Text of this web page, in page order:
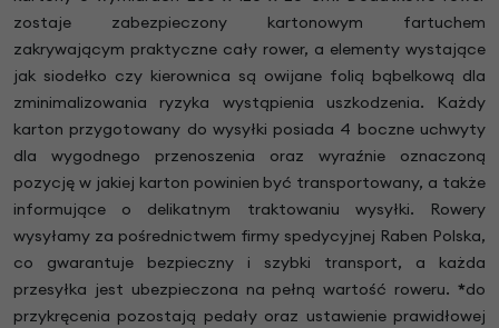
zostaje zabezpieczony kartonowym fartuchem
zakrywającym praktyczne cały rower, a elementy wystające
jak siodełko czy kierownica są owijane folią bąbelkową dla
zminimalizowania ryzyka wystąpienia uszkodzenia. Każdy
karton przygotowany do wysyłki posiada 4 boczne uchwyty
dla wygodnego przenoszenia oraz wyraźnie oznaczoną
pozycję w jakiej karton powinien być transportowany, a także
informujące o delikatnym traktowaniu wysyłki. Rowery
wysyłamy za pośrednictwem firmy spedycyjnej Raben Polska,
co gwarantuje bezpieczny i szybki transport, a każda
przesyłka jest ubezpieczona na pełną wartość roweru. *do
przykręcenia pozostają pedały oraz ustawienie prawidłowej